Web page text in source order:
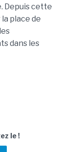
Depuis cette
place de
dans les
le !